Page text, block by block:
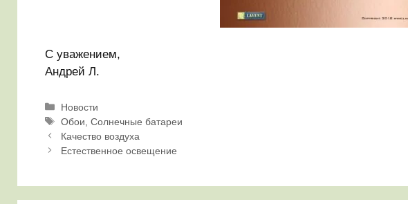
С уважением,
Андрей Л.
Рубрики
Новости
Метки
Обои Солнечные батареи
Качество воздуха
Естественное освещение